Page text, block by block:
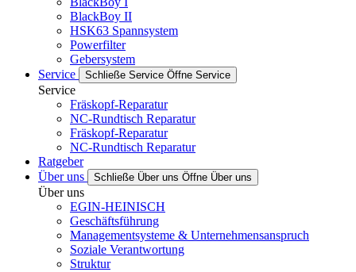
BlackBoy II
HSK63 Spannsystem
Powerfilter
Gebersystem
Service
Schließe Service Öffne Service
Service
Fräskopf-Reparatur
NC-Rundtisch Reparatur
Fräskopf-Reparatur
NC-Rundtisch Reparatur
Ratgeber
Über uns
Schließe Über uns Öffne Über uns
Über uns
EGIN-HEINISCH
Geschäftsführung
Managementsysteme & Unternehmensanspruch
Soziale Verantwortung
Struktur